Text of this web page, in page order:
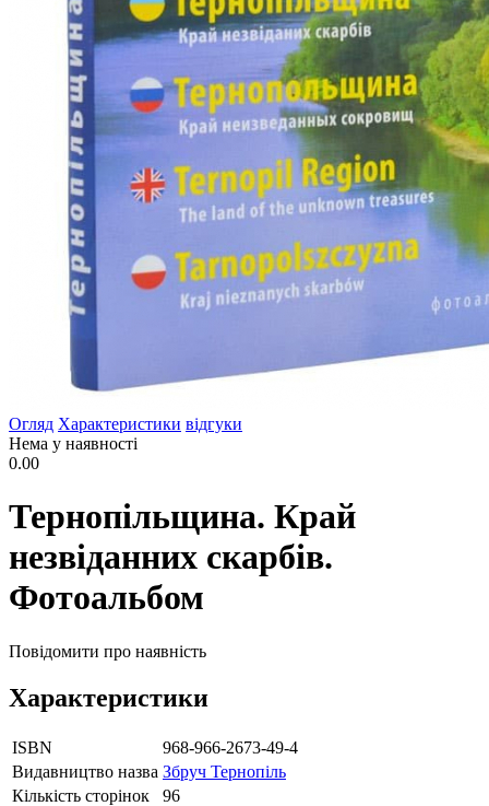
Огляд Характеристики відгуки
Нема у наявності
0.00
Тернопільщина. Край
незвіданних скарбів.
Фотоальбом
Повідомити про наявність
Характеристики
ISBN
968-966-2673-49-4
Видавництво назва Збруч Тернопіль
Кількість сторінок
96